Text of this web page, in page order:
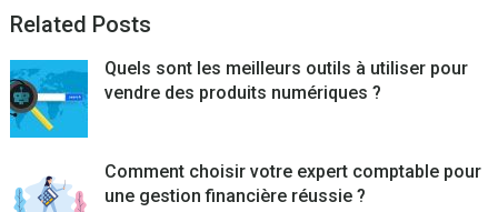
Related Posts
Quels sont les meilleurs outils à utiliser pour
vendre des produits numériques ?
Comment choisir votre expert comptable pour
une gestion financière réussie ?